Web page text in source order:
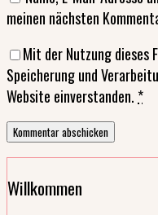
meinen nächsten
Mit der Nutzung dieses
Speicherung und
Website einverstanden. *
Willkommen